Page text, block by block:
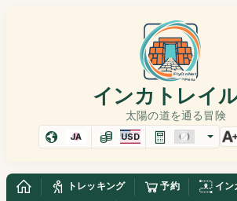
インカトレイル
太陽の道を通る冒険
JA USD
トレッキング 予約 イン